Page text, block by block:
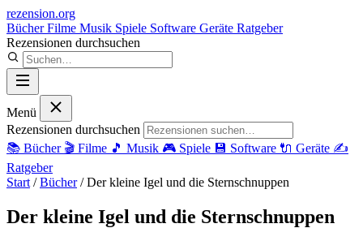
rezension.org
BücherFilme Musik Spiele Software Geräte Ratgeber
Rezensionen durchsuchen
Menü
Rezensionen durchsuchen
📚 Bücher 🎬 Filme 🎵 Musik 🎮 Spiele 💾 Software 🔌 Geräte ✍️
Ratgeber
Start / Bücher / Der kleine Igel und die Sternschnuppen
Der kleine Igel und die Sternschnuppen